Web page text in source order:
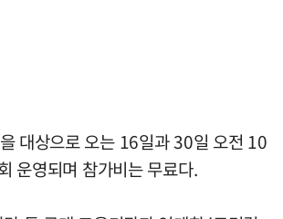
대상으로 오는 16일과 30일 오전 10
운영되며 참가비는 무료다.